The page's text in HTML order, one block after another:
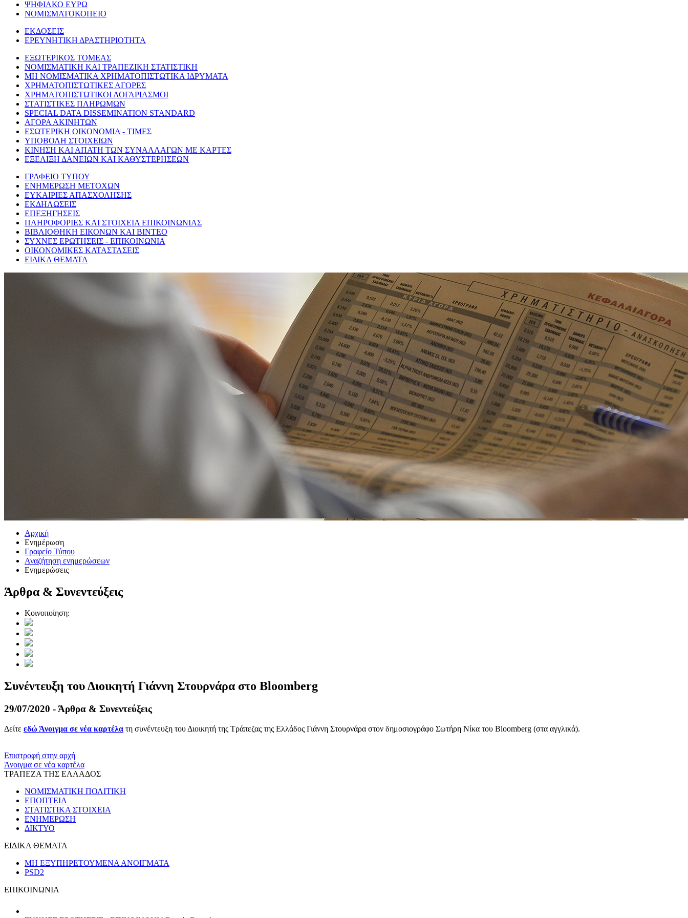
ΨΗΦΙΑΚΟ ΕΥΡΩ
ΝΟΜΙΣΜΑΤΟΚΟΠΕΙΟ
ΕΚΔΟΣΕΙΣ
ΕΡΕΥΝΗΤΙΚΗ ΔΡΑΣΤΗΡΙΟΤΗΤΑ
ΕΞΩΤΕΡΙΚΟΣ ΤΟΜΕΑΣ
ΝΟΜΙΣΜΑΤΙΚΗ ΚΑΙ ΤΡΑΠΕΖΙΚΗ ΣΤΑΤΙΣΤΙΚΗ
ΜΗ ΝΟΜΙΣΜΑΤΙΚΑ ΧΡΗΜΑΤΟΠΙΣΤΩΤΙΚΑ ΙΔΡΥΜΑΤΑ
ΧΡΗΜΑΤΟΠΙΣΤΩΤΙΚΕΣ ΑΓΟΡΕΣ
ΧΡΗΜΑΤΟΠΙΣΤΩΤΙΚΟΙ ΛΟΓΑΡΙΑΣΜΟΙ
ΣΤΑΤΙΣΤΙΚΕΣ ΠΛΗΡΩΜΩΝ
SPECIAL DATA DISSEMINATION STANDARD
ΑΓΟΡΑ ΑΚΙΝΗΤΩΝ
ΕΣΩΤΕΡΙΚΗ ΟΙΚΟΝΟΜΙΑ - ΤΙΜΕΣ
ΥΠΟΒΟΛΗ ΣΤΟΙΧΕΙΩΝ
ΚΙΝΗΣΗ ΚΑΙ ΑΠΑΤΗ ΤΩΝ ΣΥΝΑΛΛΑΓΩΝ ΜΕ ΚΑΡΤΕΣ
ΕΞΕΛΙΞΗ ΔΑΝΕΙΩΝ ΚΑΙ ΚΑΘΥΣΤΕΡΗΣΕΩΝ
ΓΡΑΦΕΙΟ ΤΥΠΟΥ
ΕΝΗΜΕΡΩΣΗ ΜΕΤΟΧΩΝ
ΕΥΚΑΙΡΙΕΣ ΑΠΑΣΧΟΛΗΣΗΣ
ΕΚΔΗΛΩΣΕΙΣ
ΕΠΕΞΗΓΗΣΕΙΣ
ΠΛΗΡΟΦΟΡΙΕΣ ΚΑΙ ΣΤΟΙΧΕΙΑ ΕΠΙΚΟΙΝΩΝΙΑΣ
ΒΙΒΛΙΟΘΗΚΗ ΕΙΚΟΝΩΝ ΚΑΙ ΒΙΝΤΕΟ
ΣΥΧΝΕΣ ΕΡΩΤΗΣΕΙΣ - ΕΠΙΚΟΙΝΩΝΙΑ
ΟΙΚΟΝΟΜΙΚΕΣ ΚΑΤΑΣΤΑΣΕΙΣ
ΕΙΔΙΚΑ ΘΕΜΑΤΑ
Αρχική
Ενημέρωση
Γραφείο Τύπου
Αναζήτηση ενημερώσεων
Ενημερώσεις
Άρθρα & Συνεντεύξεις
Κοινοποίηση:
Συνέντευξη του Διοικητή Γιάννη Στουρνάρα στο Bloomberg
29/07/2020 - Άρθρα & Συνεντεύξεις
Δείτε εδώ Άνοιγμα σε νέα καρτέλα τη συνέντευξη του Διοικητή της Τράπεζας της Ελλάδος Γιάννη Στουρνάρα στον δημοσιογράφο Σωτήρη Νίκα του Bloomberg (στα αγγλικά).
Επιστροφή στην αρχή
Άνοιγμα σε νέα καρτέλα
ΤΡΑΠΕΖΑ ΤΗΣ ΕΛΛΑΔΟΣ
ΝΟΜΙΣΜΑΤΙΚΗ ΠΟΛΙΤΙΚΗ
ΕΠΟΠΤΕΙΑ
ΣΤΑΤΙΣΤΙΚΑ ΣΤΟΙΧΕΙΑ
ΕΝΗΜΕΡΩΣΗ
ΔΙΚΤΥΟ
ΕΙΔΙΚΑ ΘΕΜΑΤΑ
ΜΗ ΕΞΥΠΗΡΕΤΟΥΜΕΝΑ ΑΝΟΙΓΜΑΤΑ
PSD2
ΕΠΙΚΟΙΝΩΝΙΑ